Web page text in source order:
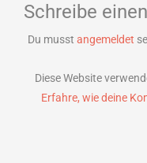
Schreibe
Du musst angemeldet
Diese Website
Erfahre, wie deine